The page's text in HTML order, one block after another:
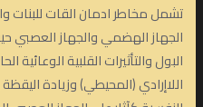
تشمل مخاطر ادمان القات للبنات
الجهاز الهضمي والجهاز العصبي
البول والتأثيرات القلبية الوعائية
اللاإرادي (المحيطي) وزيادة